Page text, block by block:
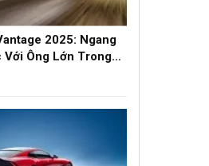
2025: Ngang
Với Ông Lớn Trong